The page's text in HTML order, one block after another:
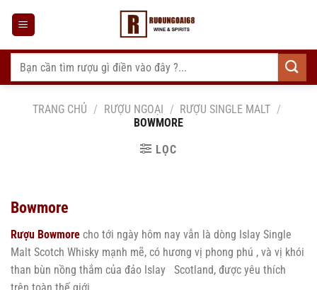
dung
Tìm
kiếm:
TRANG CHỦ / RƯỢU NGOẠI / RƯỢU SINGLE MALT /
BOWMORE
LỌC
Bowmore
Rượu Bowmore cho tới ngày hôm nay vẫn là dòng Islay Single
Malt Scotch Whisky mạnh mẽ, có hương vị phong phú , và vị khói
than bùn nồng thắm của đảo Islay Scotland, được yêu thích